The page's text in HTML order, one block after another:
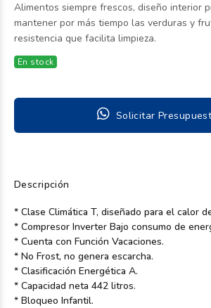
Alimentos siempre frescos, diseño interior
mantener por más tiempo las verduras y
resistencia que facilita limpieza.
En stock
Solicitar
Descripción
* Clase Climática T, diseñado para el calor
* Compresor Inverter Bajo consumo de
* Cuenta con Función Vacaciones.
* No Frost, no genera escarcha.
* Clasificación Energética A.
* Capacidad neta 442 litros.
* Bloqueo Infantil.